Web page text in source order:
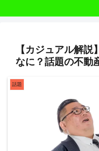
【カジュアル解
なに？話題の不動
話題